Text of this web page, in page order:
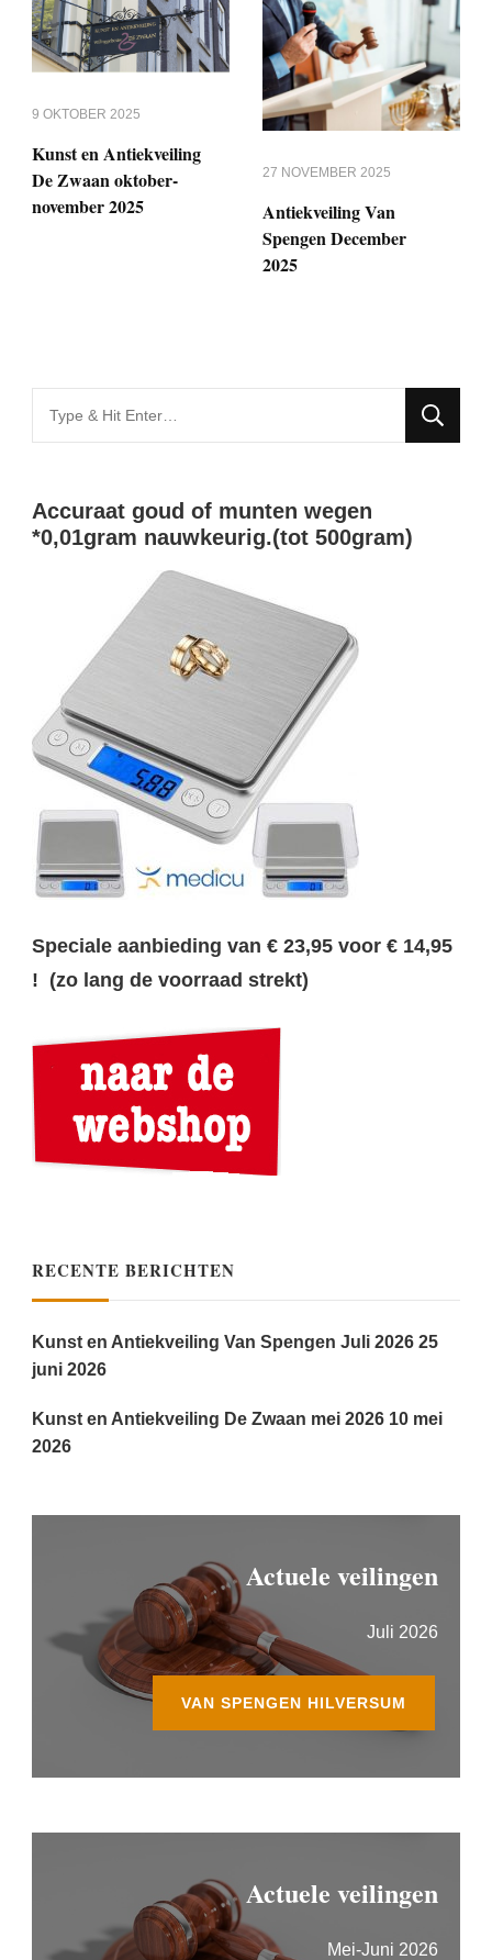
9 OKTOBER 2025
Kunst en Antiekveiling
De Zwaan oktober-
november 2025
27 NOVEMBER 2025
Antiekveiling Van
Spengen December
2025
for
Accuraat goud of munten wegen
*0,01gram nauwkeurig.(tot 500gram)
Speciale aanbieding van € 23,95 voor € 14,95
! (zo lang de voorraad strekt)
RECENTE BERICHTEN
Kunst en Antiekveiling Van Spengen Juli 2026 25
juni 2026
Kunst en Antiekveiling De Zwaan mei 2026 10 mei
2026
Actuele veilingen
Juli 2026
VAN SPENGEN HILVERSUM
Actuele veilingen
Mei-Juni 2026